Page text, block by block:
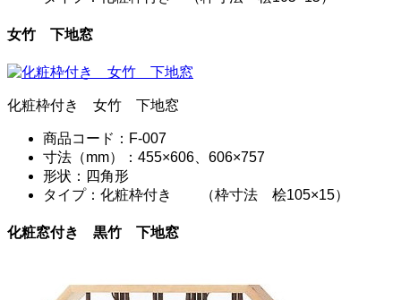
女竹 下地窓
化粧枠付き 女竹 下地窓
商品コード：F-007
寸法（mm）：455×606、606×757
形状：四角形
タイプ：化粧枠付き （枠寸法 桧105×15）
化粧窓付き 黒竹 下地窓